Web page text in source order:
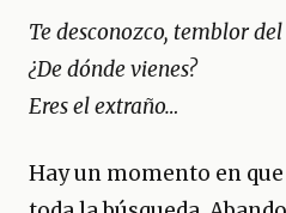
Te desconozco, temblor
¿De dónde vienes?
Eres el extraño…
Hay un momento en